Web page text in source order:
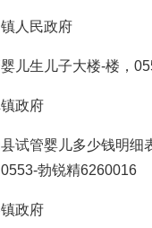
人民政府
儿生儿子大楼-楼，
政府
试管婴儿多少钱明细
勃锐精6260016
政府